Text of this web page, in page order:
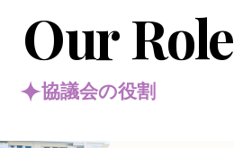
Our Role
協議会の役割